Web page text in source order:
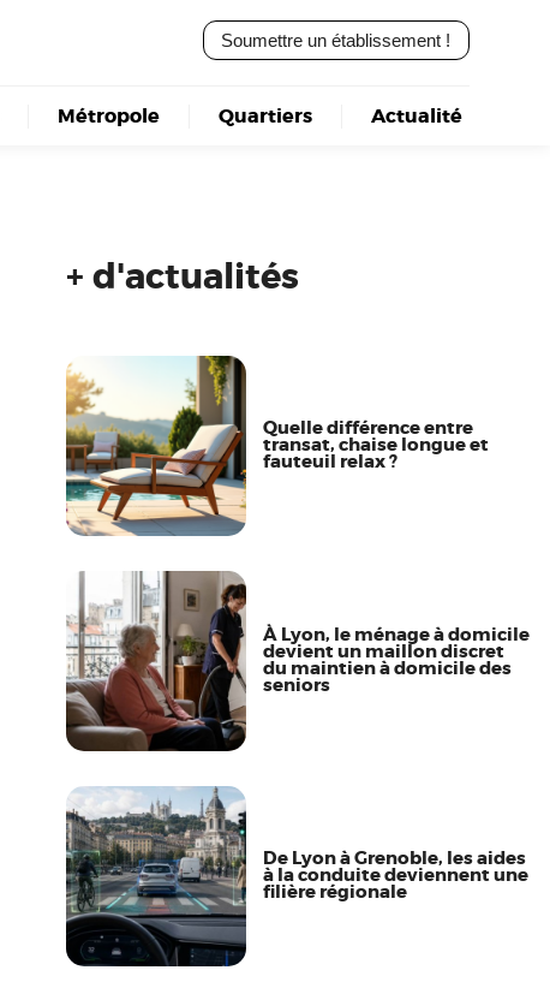
Soumettre un établissement !
Métropole Quartiers Actualité
+ d'actualités
Quelle différence entre
transat, chaise longue et
fauteuil relax ?
À Lyon, le ménage à domicile
devient un maillon discret
du maintien à domicile des
seniors
De Lyon à Grenoble, les aides
à la conduite deviennent une
filière régionale